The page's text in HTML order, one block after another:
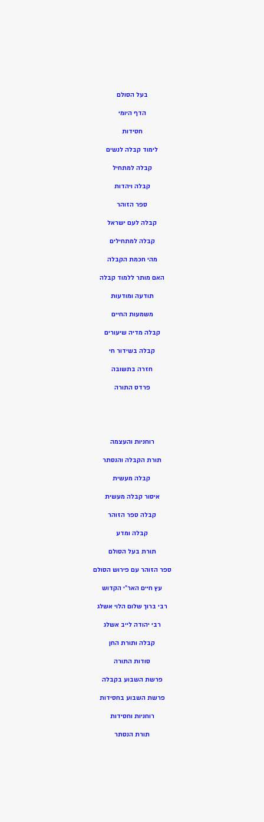
בעל הסולם
הדף היומי
חסידות
לימוד קבלה לנשים
קבלה למתחיל
קבלה ויהדות
ספר הזוהר
קבלה לעם ישראל
קבלה למתחילים
מהי חכמת הקבלה
האם מותר ללמוד קבלה
תודעה ומודעות
משמעות החיים
קבלה מדיה שיעורים
קבלה בשידור חי
חזרה בתשובה
פרדס התורה
רוחניות והעצמה
תורת הקבלה והנסתר
קבלה מעשית
איסור קבלה מעשית
קבלה ספר הזוהר
קבלה ומדע
תורת בעל הסולם
ספר הזוהר עם פירוש הסולם
עץ חיים האר”י הקדוש
רבי ברוך שלום הלוי אשלג
רבי יהודה לייב אשלג
קבלה ותורת החן
סודות התורה
פרשת השבוע בקבלה
פרשת השבוע בחסידות
רוחניות וחסידות
תורת הנסתר